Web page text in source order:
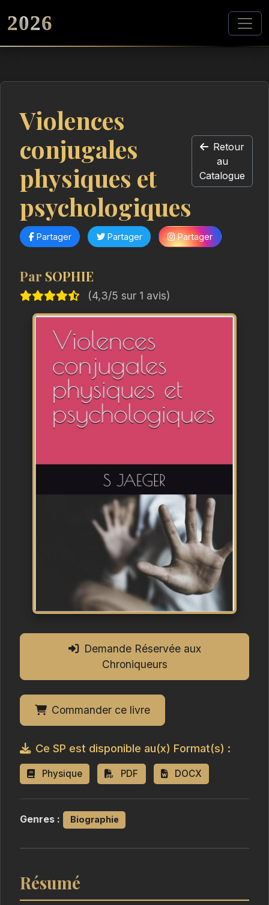
2026
Violences
conjugales
physiques et
psychologiques
Retour
au
Catalogue
Partager Partager Partager
Par SOPHIE
(4,3/5 sur 1 avis)
Demande Réservée aux
Chroniqueurs
Commander ce livre
Ce SP est disponible au(x) Format(s) :
Physique PDF DOCX
Genres : Biographie
Résumé